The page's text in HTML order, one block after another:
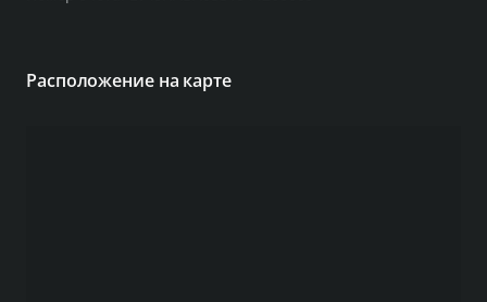
Расположение на карте